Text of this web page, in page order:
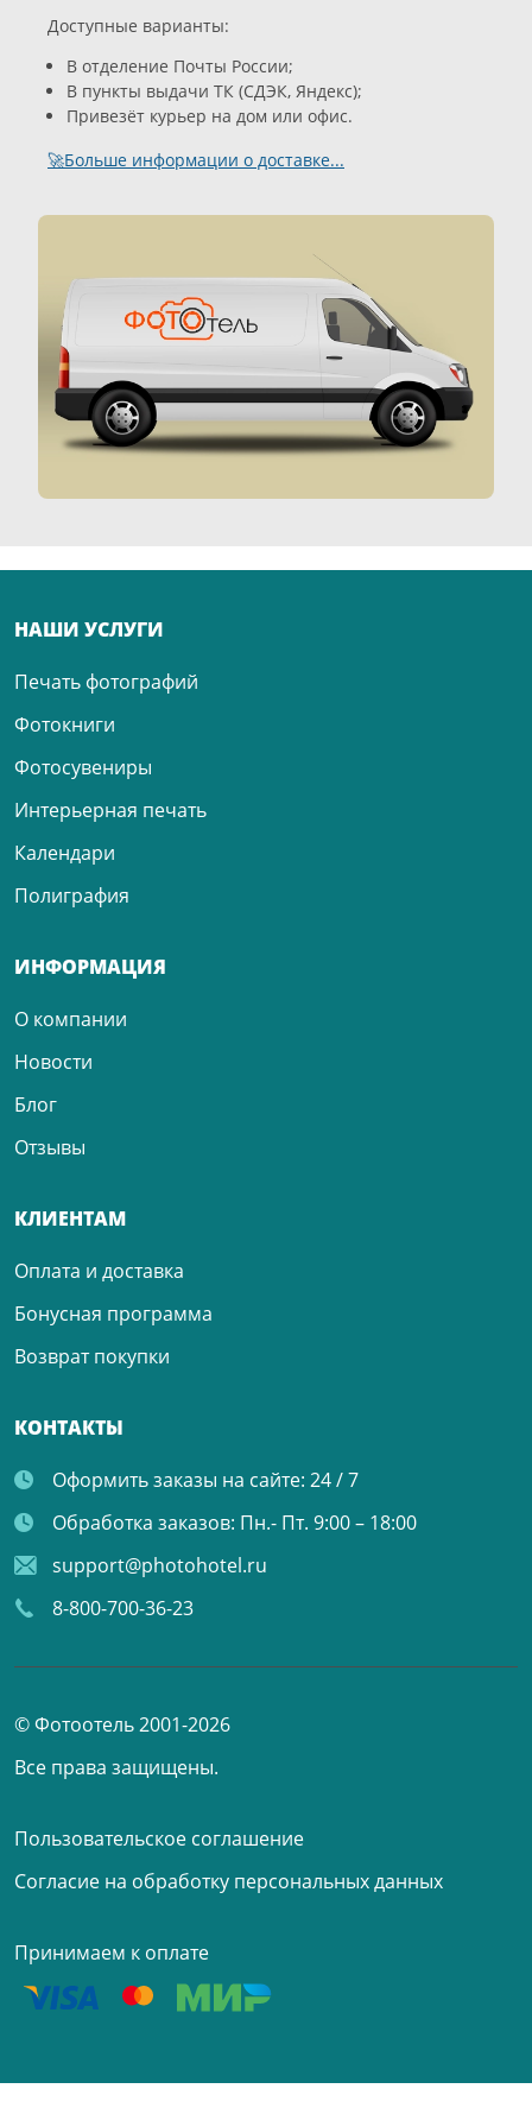
Доступные варианты:
В отделение Почты России;
В пункты выдачи ТК (СДЭК, Яндекс);
Привезёт курьер на дом или офис.
🚀Больше информации о доставке...
НАШИ УСЛУГИ
Печать фотографий
Фотокниги
Фотосувениры
Интерьерная печать
Календари
Полиграфия
ИНФОРМАЦИЯ
О компании
Новости
Блог
Отзывы
КЛИЕНТАМ
Оплата и доставка
Бонусная программа
Возврат покупки
КОНТАКТЫ
Оформить заказы на сайте: 24 / 7
Обработка заказов: Пн.- Пт. 9:00 – 18:00
support@photohotel.ru
8-800-700-36-23
© Фотоотель 2001-2026
Все права защищены.
Пользовательское соглашение
Согласие на обработку персональных данных
Принимаем к оплате